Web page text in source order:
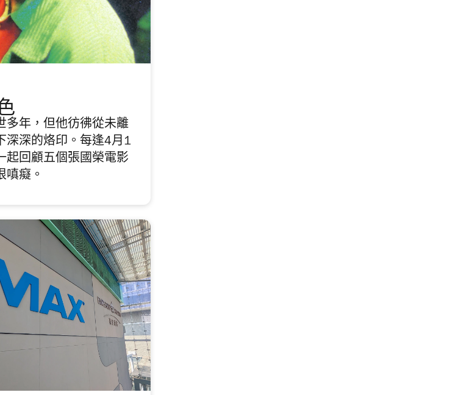
多年，但他彷彿從未離
深深的烙印。每逢4月1
起回顧五個張國榮電影
嗔癡。